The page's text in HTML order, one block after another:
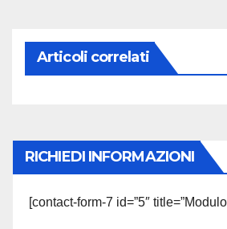
Articoli correlati
RICHIEDI INFORMAZIONI
[contact-form-7 id=”5″